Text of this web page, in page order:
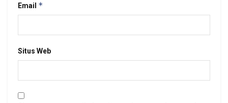
Email *
Situs Web